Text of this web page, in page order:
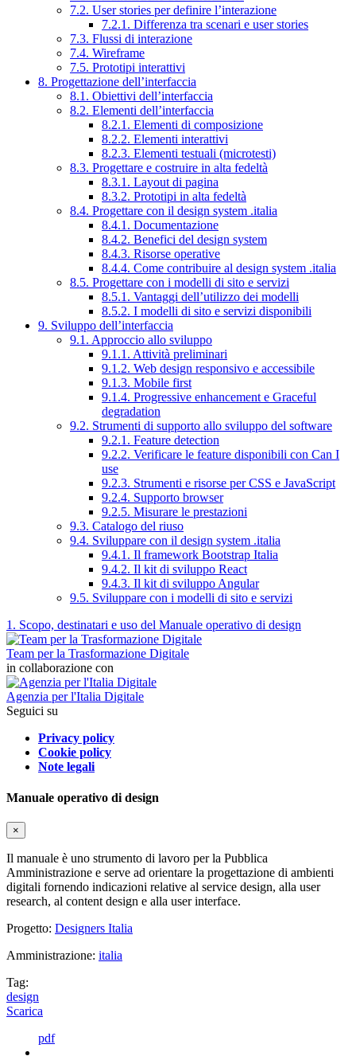
7.2. User stories per definire l’interazione
7.2.1. Differenza tra scenari e user stories
7.3. Flussi di interazione
7.4. Wireframe
7.5. Prototipi interattivi
8. Progettazione dell’interfaccia
8.1. Obiettivi dell’interfaccia
8.2. Elementi dell’interfaccia
8.2.1. Elementi di composizione
8.2.2. Elementi interattivi
8.2.3. Elementi testuali (microtesti)
8.3. Progettare e costruire in alta fedeltà
8.3.1. Layout di pagina
8.3.2. Prototipi in alta fedeltà
8.4. Progettare con il design system .italia
8.4.1. Documentazione
8.4.2. Benefici del design system
8.4.3. Risorse operative
8.4.4. Come contribuire al design system .italia
8.5. Progettare con i modelli di sito e servizi
8.5.1. Vantaggi dell’utilizzo dei modelli
8.5.2. I modelli di sito e servizi disponibili
9. Sviluppo dell’interfaccia
9.1. Approccio allo sviluppo
9.1.1. Attività preliminari
9.1.2. Web design responsivo e accessibile
9.1.3. Mobile first
9.1.4. Progressive enhancement e Graceful
degradation
9.2. Strumenti di supporto allo sviluppo del software
9.2.1. Feature detection
9.2.2. Verificare le feature disponibili con Can I
use
9.2.3. Strumenti e risorse per CSS e JavaScript
9.2.4. Supporto browser
9.2.5. Misurare le prestazioni
9.3. Catalogo del riuso
9.4. Sviluppare con il design system .italia
9.4.1. Il framework Bootstrap Italia
9.4.2. Il kit di sviluppo React
9.4.3. Il kit di sviluppo Angular
9.5. Sviluppare con i modelli di sito e servizi
1. Scopo, destinatari e uso del Manuale operativo di design
Team per la Trasformazione Digitale
in collaborazione con
Agenzia per l'Italia Digitale
Seguici su
Privacy policy
Cookie policy
Note legali
Manuale operativo di design
×
Il manuale è uno strumento di lavoro per la Pubblica
Amministrazione e serve ad orientare la progettazione di ambienti
digitali fornendo indicazioni relative al service design, alla user
research, al content design e alla user interface.
Progetto: Designers Italia
Amministrazione: italia
Tag:
design
Scarica
pdf